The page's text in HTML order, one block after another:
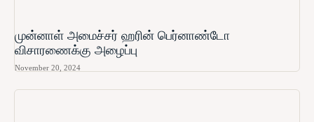
முன்னாள் அமைச்சர் ஹரின் பெர்னாண்டோ​
விசாரணைக்கு அழைப்பு
November 20, 2024